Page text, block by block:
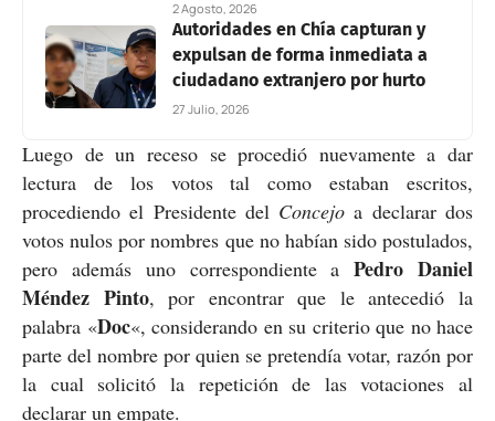
2 Agosto, 2026
Autoridades en Chía capturan y
expulsan de forma inmediata a
ciudadano extranjero por hurto
27 Julio, 2026
Luego de un receso se procedió nuevamente a dar
lectura de los votos tal como estaban escritos,
procediendo el Presidente del Concejo a declarar dos
votos nulos por nombres que no habían sido postulados,
pero además uno correspondiente aPedro Daniel
Méndez Pinto, por encontrar que le antecedió la
palabra «Doc«, considerando en su criterio que no hace
parte del nombre por quien se pretendía votar, razón por
la cual solicitó la repetición de las votaciones al
declarar un empate.